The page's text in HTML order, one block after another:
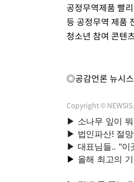
공정무역제품 빨
등 공정무역 제품
청소년 참여 콘텐
◎공감언론 뉴시스
Copyright ©